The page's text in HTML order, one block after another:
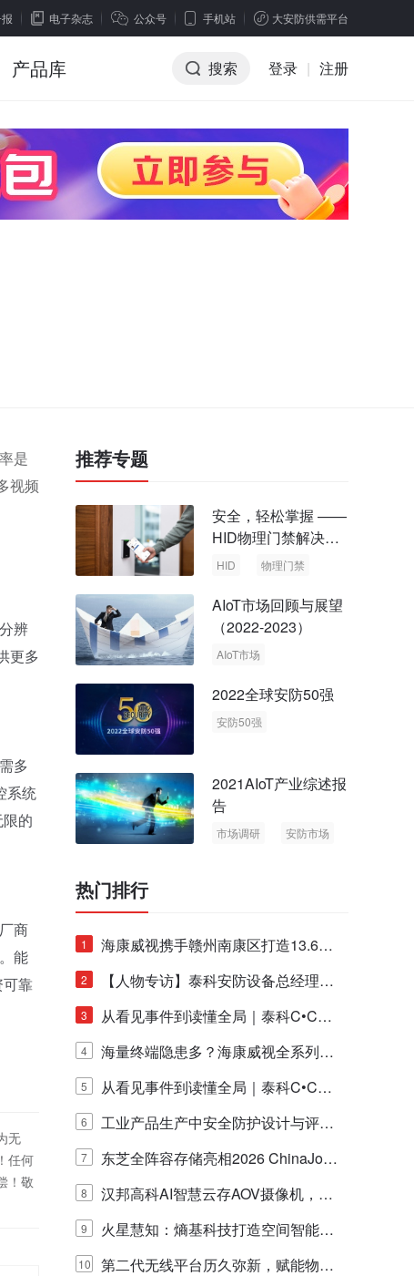
电子杂志 公众号 手机站 大安防供需平台
产品库 搜索 登录 | 注册
是
视频
辨
更多
多
系统
的
商
能
靠
无
任何
！敬
推荐专题
安全，轻松掌握 ——
HID物理门禁解决方
案，启动智慧安全新
HID 物理门禁
AIoT市场回顾与展望
（2022-2023）
AIoT市场
2022全球安防50强
安防50强
2021AIoT产业综述报
告
市场调研
安防市场
热门排行
1
海康威视携手赣州南康区打造13.6公
里绿波网
2
【人物专访】泰科安防设备总经理张
宁解码安防出海新范式
3
从看见事件到读懂全局｜泰科C•CUR
E IQ 3.20开启安防运营智能新时代
4
海量终端隐患多？海康威视全系列物
联安全产品，四层守护更放心！
5
从看见事件到读懂全局｜泰科C•CUR
E IQ 3.20开启安防运营智能新时代
6
工业产品生产中安全防护设计与评估
的实践与探讨
7
东芝全阵容存储亮相2026 ChinaJo
y，以海量数据底座赋能“与AI同游”新
体验
8
汉邦高科AI智慧云存AOV摄像机，三
目太阳能多摄球机
9
火星慧知：熵基科技打造空间智能时
代的认知中枢
10
第二代无线平台历久弥新，赋能物联